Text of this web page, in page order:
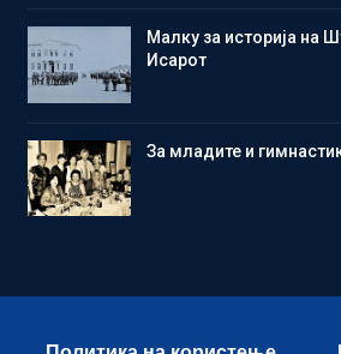
Малку за историја на
Исарот
Зa младите и